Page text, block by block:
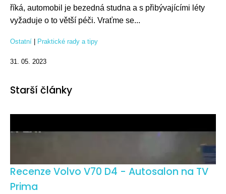
říká, automobil je bezedná studna a s přibývajícími léty
vyžaduje o to větší péči. Vraťme se...
Ostatní Praktické rady a tipy
31. 05. 2023
Starší články
Recenze Volvo V70 D4 - Autosalon na TV
Prima